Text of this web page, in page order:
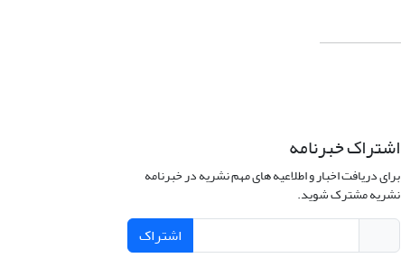
اشتراک خبرنامه
برای دریافت اخبار و اطلاعیه های مهم نشریه در خبرنامه
نشریه مشترک شوید.
اشتراک